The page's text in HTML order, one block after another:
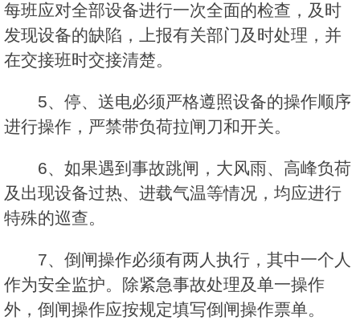
每班应对全部设备进行一次全面的检查，及时
发现设备的缺陷，上报有关部门及时处理，并
在交接班时交接清楚。
5、停、送电必须严格遵照设备的操作顺序
进行操作，严禁带负荷拉闸刀和开关。
6、如果遇到事故跳闸，大风雨、高峰负荷
及出现设备过热、进载气温等情况，均应进行
特殊的巡查。
7、倒闸操作必须有两人执行，其中一个人
作为安全监护。除紧急事故处理及单一操作
外，倒闸操作应按规定填写倒闸操作票单。